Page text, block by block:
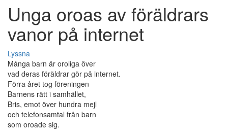
Unga oroas av föräldrars
vanor på internet
Lyssna
Många barn är oroliga över
vad deras föräldrar gör på internet.
Förra året tog föreningen
Barnens rätt i samhället,
Bris, emot över hundra mejl
och telefonsamtal från barn
som oroade sig.